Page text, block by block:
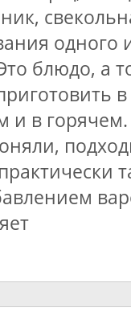
одного
блюдо, а
в
и в